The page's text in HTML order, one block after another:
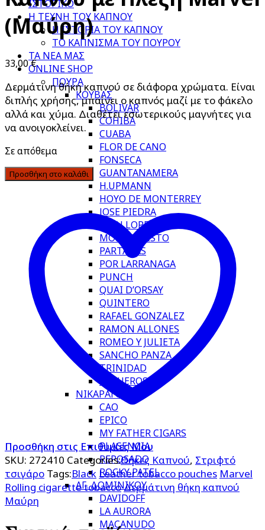
ΙΣΤΟΡΙΚΟ
Η ΤΕΧΝΗ ΤΟΥ ΚΑΠΝΟΥ
Η ΙΣΤΟΡΙΑ ΤΟΥ ΚΑΠΝΟΥ
ΤΟ ΚΑΠΝΙΣΜΑ ΤΟΥ ΠΟΥΡΟΥ
ΤΑ ΝΕΑ ΜΑΣ
ONLINE SHOP
ΠΟΥΡΑ
ΚΟΥΒΑΣ
BOLIVAR
COHIBA
CUABA
FLOR DE CANO
FONSECA
GUANTANAMERA
H.UPMANN
HOYO DE MONTERREY
JOSE PIEDRA
JUAN LOPEZ
MONTECRISTO
PARTAGAS
POR LARRANAGA
PUNCH
QUAI D’ORSAY
QUINTERO
RAFAEL GONZALEZ
RAMON ALLONES
ROMEO Y JULIETA
SANCHO PANZA
TRINIDAD
VEGUEROS
ΝΙΚΑΡΑΓΟΥΑΣ
CAO
EPICO
MY FATHER CIGARS
PLASENCIA
REPOSADO
ROCKY PATEL
ΑΓ. ΔΟΜΙΝΙΚΟΥ
DAVIDOFF
LA AURORA
MACANUDO
(Μαύρη)
33,00€
Δερμάτινη θήκη καπνού σε διάφορα χρώματα. Είναι
διπλής χρήσης, μπαίνει ο καπνός μαζί με το φάκελο
αλλά και χύμα. Διαθέτει εσωτερικούς μαγνήτες για
να ανοιγοκλείνει.
Σε απόθεμα
Προσθήκη στο καλάθι
Προσθήκη στις Επιθυμίες Μου
SKU: 272410 Categories:Θήκες Καπνού, Στριφτό
τσιγάρο Tags:Black Leather tobacco pouches Marvel
Rolling cigarette tobaccoΔερμάτινη θήκη καπνού
Μαύρη